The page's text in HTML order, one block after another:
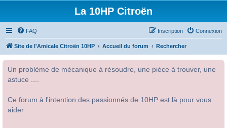
La 10HP Citroën
FAQ Connexion
Inscription
Site de l'Amicale Citroën 10HP Accueil du forum Rechercher
Un problème de mécanique à résoudre, une pièce à trouver, une
astuce ....
Ce forum à l'intention des passionnés de 10HP est là pour vous
aider.